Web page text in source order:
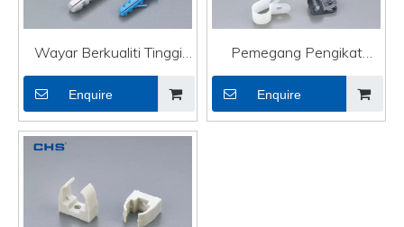
Wayar Berkualiti Tinggi
Pemegang Pengikat
Kabel Kabel Optik RT-
06×30
Enquire
Pemegang Pengikat
Kabel Berkualiti Tinggi di
Dinding Kabel HDMI
Enquire